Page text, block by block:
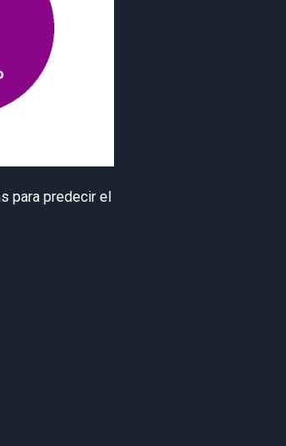
para predecir el